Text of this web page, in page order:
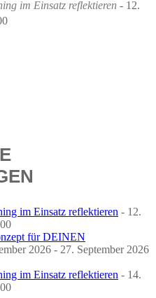
im Einsatz reflektieren - 12.
im Einsatz reflektieren - 12.
für DEINEN
2026 - 27. September 2026
im Einsatz reflektieren - 14.